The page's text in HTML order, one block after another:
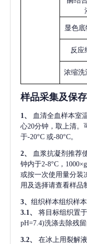
显色底
反应
浓缩洗
样品采集及保存
1、 血清全血样本室
心20分钟，取上清。
于-20°C 或-80°C。
2、 血浆抗凝剂推荐
钟内于2-8°C，
或按一次使用量分装
用及选择请查看样品
3、 组织样本组织样
3.1、
将目标组织置
pH=7.4)洗涤去除残
3.2、
在冰上用裂解